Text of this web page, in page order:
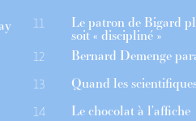
11 Le patron de Bigard
soit « discipliné »
12 Bernard Demenge
13 Quand les
14 Le chocolat à l’affiche